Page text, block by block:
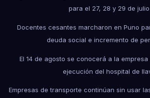
para el 27, 28 y 29 de julio
Docentes cesantes marcharon en Puno
deuda social e incremento de
El 14 de agosto se conocerá a la
ejecución del hospital de
Empresas de transporte continúan sin usar